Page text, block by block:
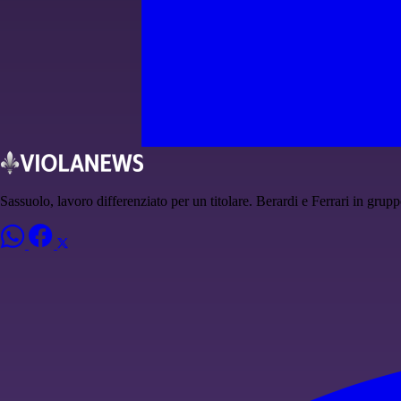
Sassuolo, lavoro differenziato per un titolare. Berardi e Ferrari in